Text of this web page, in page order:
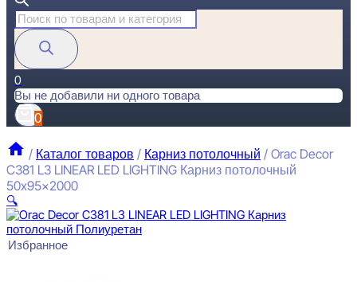
Поиск
товаров
0
Вы не добавили ни одного товара
0
/ Каталог товаров / Карниз потолочный / Orac Decor
C381 L3 LINEAR LED LIGHTING Карниз потолочный
50x95x2000
🔍
Избранное